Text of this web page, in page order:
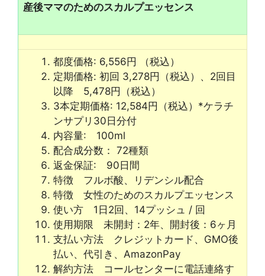
産後ママのためのスカルプエッセンス
都度価格: 6,556円 （税込）
定期価格: 初回 3,278円（税込）、2回目
以降 5,478円（税込）
3本定期価格: 12,584円（税込）*ケラチ
ンサプリ30日分付
内容量: 100ml
配合成分数： 72種類
返金保証: 90日間
特徴 フルボ酸、リデンシル配合
特徴 女性のためのスカルプエッセンス
使い方 1日2回、14プッシュ / 回
使用期限 未開封：2年、開封後：6ヶ月
支払い方法 クレジットカード、GMO後
払い、代引き、AmazonPay
解約方法 コールセンターに電話連絡す